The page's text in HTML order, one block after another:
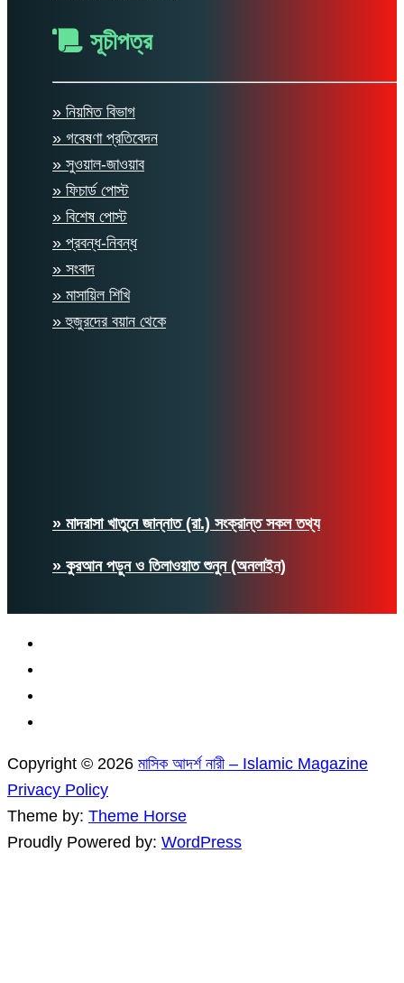
সূচীপত্র
» নিয়মিত বিভাগ
» গবেষণা প্রতিবেদন
» সুওয়াল-জাওয়াব
» ফিচার্ড পোস্ট
» বিশেষ পোস্ট
» প্রবন্ধ-নিবন্ধ
» সংবাদ
» মাসায়িল শিখি
» হুজুরদের বয়ান থেকে
» মাদরাসা খাতুনে জান্নাত (রা.) সংক্রান্ত সকল তথ্য
» কুরআন পড়ুন ও তিলাওয়াত শুনুন (অনলাইন)
Copyright © 2026 মাসিক আদর্শ নারী – Islamic Magazine
Privacy Policy
Theme by: Theme Horse
Proudly Powered by: WordPress